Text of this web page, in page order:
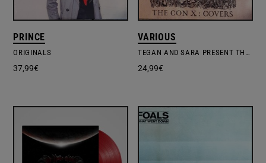
PRINCE
ORIGINALS
37,99€
VARIOUS
TEGAN AND SARA PRESENT THE CON X: COVERS
24,99€